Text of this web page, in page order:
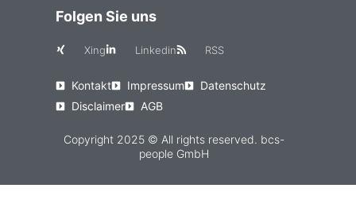
Folgen Sie uns
Xing Linkedin RSS
Kontakt Impressum
Datenschutz
Disclaimer
AGB
Copyright 2025 © All rights reserved. bcs-
people GmbH